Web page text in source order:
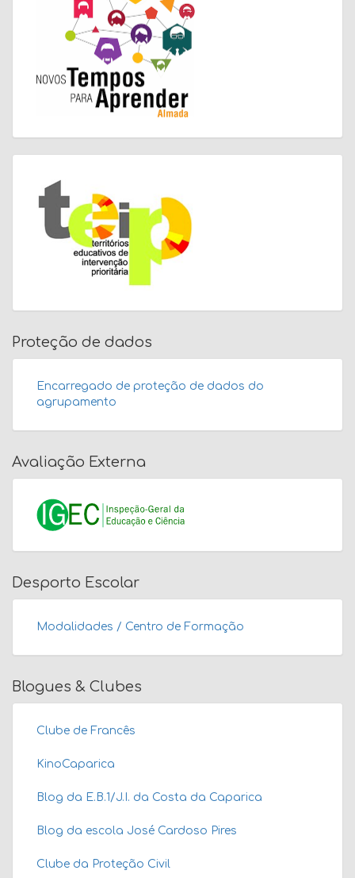
Proteção de dados
Encarregado de proteção de dados do
agrupamento
Avaliação Externa
Desporto Escolar
Modalidades / Centro de Formação
Blogues & Clubes
Clube de Francês
KinoCaparica
Blog da E.B.1/J.I. da Costa da Caparica
Blog da escola José Cardoso Pires
Clube da Proteção Civil